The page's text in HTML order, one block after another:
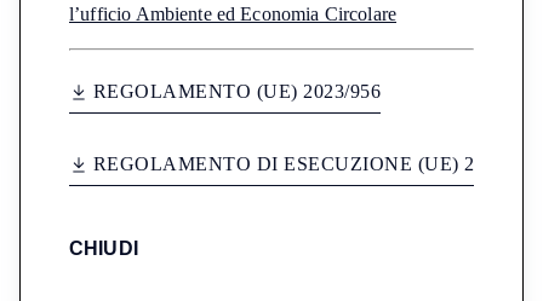
l’ufficio Ambiente ed Economia Circolare
REGOLAMENTO (UE) 2023/956
R
REGOLAMENTO DI ESECUZIONE (UE) 2
CHIUDI